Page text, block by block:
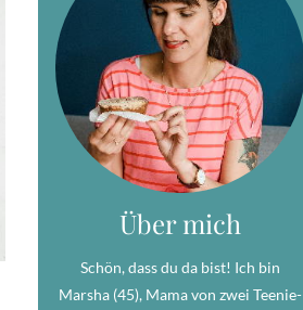
Über mich
Schön, dass du da bist! Ich bin
Marsha (45), Mama von zwei Teenie-